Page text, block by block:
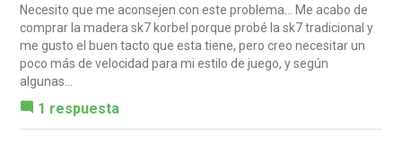
Necesito que me aconsejen con este problema... Me acabo de
comprar la madera sk7 korbel porque probé la sk7 tradicional y
me gusto el buen tacto que esta tiene, pero creo necesitar un
poco más de velocidad para mi estilo de juego, y según
algunas...
1 respuesta